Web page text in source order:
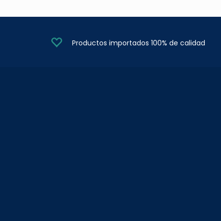
Productos importados 100% de calidad